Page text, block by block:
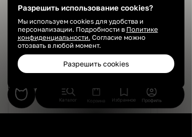
1 2
мебели INMYROOM
Каталог Корзина Избранное Профиль
Разрешить использование cookies?
Мы используем cookies для удобства и
персонализации. Подробности в Политике
конфиденциальности. Согласие можно
отозвать в любой момент.
Разрешить cookies